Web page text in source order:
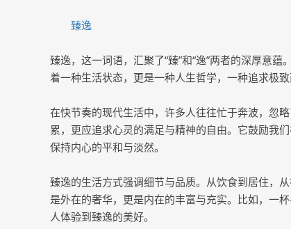
臻逸
臻逸，这一词语，汇聚了“臻”和“逸”两者的深厚意蕴
着一种生活状态，更是一种人生哲学，一种追求极致
在快节奏的现代生活中，许多人往往忙于奔波，忽
累，更应追求心灵的满足与精神的自由。它鼓励我
保持内心的平和与淡然。
臻逸的生活方式强调细节与品质。从饮食到居住，
是外在的奢华，更是内在的丰富与充实。比如，一
人体验到臻逸的美好。